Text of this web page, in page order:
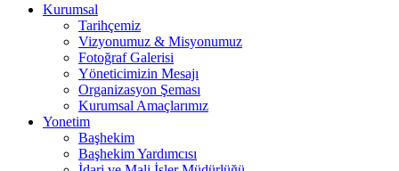
Kurumsal
Tarihçemiz
Vizyonumuz & Misyonumuz
Fotoğraf Galerisi
Yöneticimizin Mesajı
Organizasyon Şeması
Kurumsal Amaçlarımız
Yonetim
Başhekim
Başhekim Yardımcısı